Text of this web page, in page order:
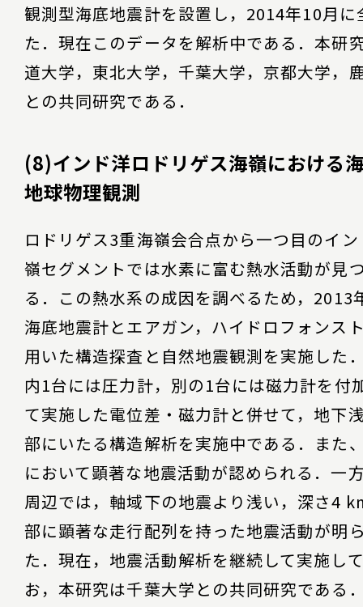
観測型海底地震計を設置し，2014年10月に
た．現在このデータを解析中である．本研
道大学，東北大学，千葉大学，京都大学，
との共同研究である．
(8)インド洋ロドリゲス海嶺における
地球物理観測
ロドリゲス3重海嶺会合点から一つ目のイ
嶺セグメントでは水素に富む熱水活動が見
る．この熱水系の成因を調べるため，2013
海底地震計とエアガン，ハイドロフォンス
用いた構造探査と自然地震観測を実施した
内1台には圧力計，別の1台には磁力計を付
て実施した電位差・磁力計と併せて，地下
部にいたる構造解析を実施中である．また
において顕著な地震活動が認められる．一
周辺では，軸域下の地震より浅い，深さ4
部に顕著な走行配列を持った地震活動が明
た．現在，地震活動解析を継続して実施し
お，本研究は千葉大学との共同研究である